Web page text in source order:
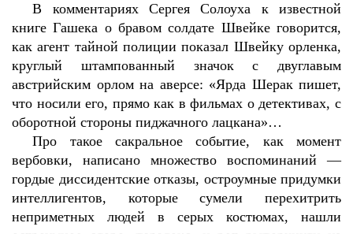
В комментариях Сергея Солоуха к известной
книге Гашека о бравом солдате Швейке говорится,
как агент тайной полиции показал Швейку орленка,
круглый штампованный значок с двуглавым
австрийским орлом на аверсе: «Ярда Шерак пишет,
что носили его, прямо как в фильмах о детективах, с
оборотной стороны пиджачного лацкана»…
Про такое сакральное событие, как момент
вербовки, написано множество воспоминаний —
гордые диссидентские отказы, остроумные придумки
интеллигентов, которые сумели перехитрить
неприметных людей в серых костюмах, нашли